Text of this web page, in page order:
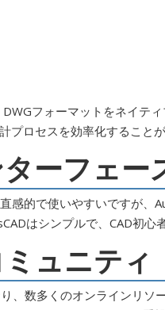
フォーマットをネイテ
ロセスを効率化することが
ーフェー
感的で使いやすいですが、
はシンプルで、CAD初心
ュニティ
、数多くのオンラインリソ